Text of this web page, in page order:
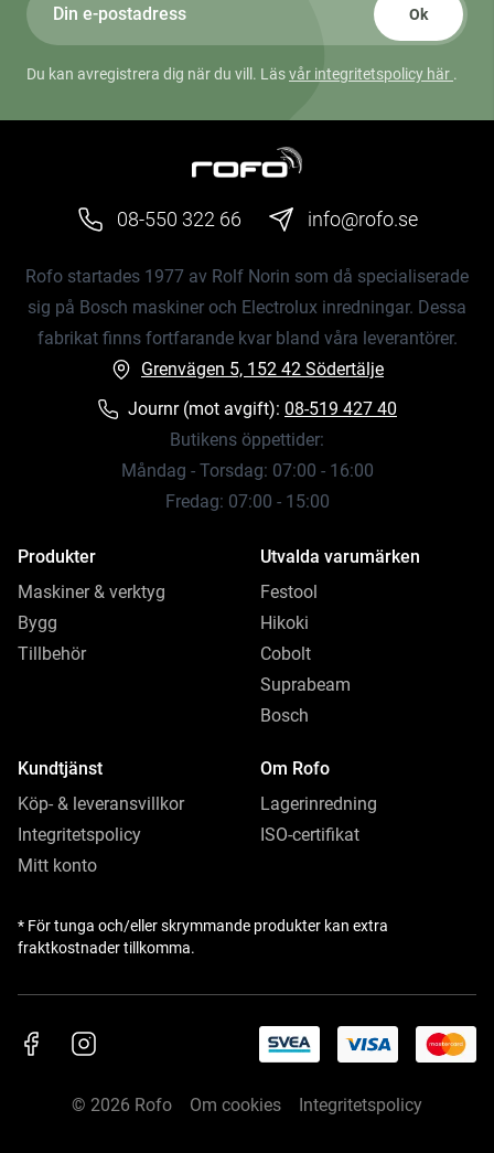
Ok
Du kan avregistrera dig när du vill. Läsvår integritetspolicy här .
08-550 322 66 info@rofo.se
Rofo startades 1977 av Rolf Norin som då specialiserade
sig på Bosch maskiner och Electrolux inredningar. Dessa
fabrikat finns fortfarande kvar bland våra leverantörer.
Grenvägen 5, 152 42 Södertälje
Journr (mot avgift): 08-519 427 40
Butikens öppettider:
Måndag - Torsdag: 07:00 - 16:00
Fredag: 07:00 - 15:00
Produkter
Maskiner & verktyg
Bygg
Tillbehör
Utvalda varumärken
Festool
Hikoki
Cobolt
Suprabeam
Bosch
Kundtjänst
Köp- & leveransvillkor
Integritetspolicy
Mitt konto
Om Rofo
Lagerinredning
ISO-certifikat
* För tunga och/eller skrymmande produkter kan extra
fraktkostnader tillkomma.
© 2026 Rofo Om cookies Integritetspolicy